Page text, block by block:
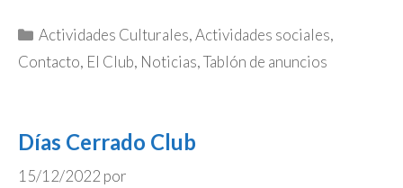
Categorías
Actividades Culturales,Actividades sociales,
Contacto, El Club, Noticias,Tablón de anuncios
Días Cerrado Club
15/12/2022 por